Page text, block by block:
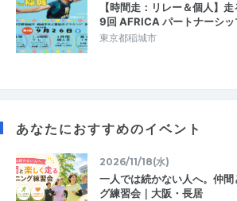
【時間走：リレー＆個人】
9回 AFRICA パートナーシ
東京都稲城市
あなたにおすすめのイベント
2026/11/18(水)
一人では続かない人へ。仲
グ練習会｜大阪・長居